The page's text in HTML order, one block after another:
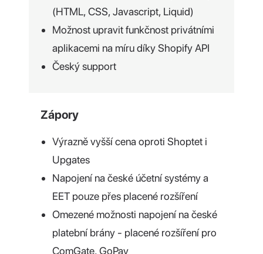
(HTML, CSS, Javascript, Liquid)
Možnost upravit funkčnost privátními
aplikacemi na míru díky Shopify API
Český support
Zápory
Výrazně vyšší cena oproti Shoptet i
Upgates
Napojení na české účetní systémy a
EET pouze přes placené rozšíření
Omezené možnosti napojení na české
platební brány - placené rozšíření pro
ComGate, GoPay